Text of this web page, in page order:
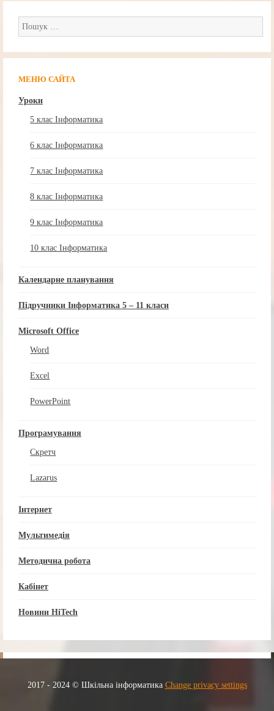
Пошук:
МЕНЮ САЙТА
Уроки
5 клас Інформатика
6 клас Інформатика
7 клас Інформатика
8 клас Інформатика
9 клас Інформатика
10 клас Інформатика
Календарне планування
Підручники Інформатика 5 – 11 класи
Microsoft Office
Word
Excel
PowerPoint
Програмування
Скретч
Lazarus
Інтернет
Мультимедія
Методична робота
Кабінет
Новини HiTech
2017 - 2024 © Шкільна інформатика Change privacy settings